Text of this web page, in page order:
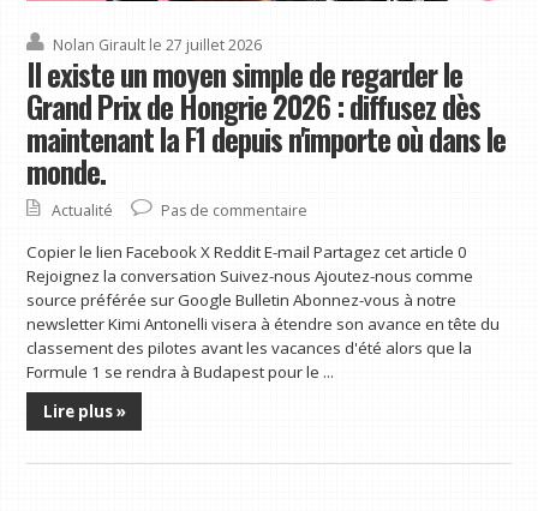
Nolan Girault le 27 juillet 2026
Il existe un moyen simple de regarder le
Grand Prix de Hongrie 2026 : diffusez dès
maintenant la F1 depuis n'importe où dans le
monde.
Actualité Pas de commentaire
Copier le lien Facebook X Reddit E-mail Partagez cet article 0
Rejoignez la conversation Suivez-nous Ajoutez-nous comme
source préférée sur Google Bulletin Abonnez-vous à notre
newsletter Kimi Antonelli visera à étendre son avance en tête du
classement des pilotes avant les vacances d'été alors que la
Formule 1 se rendra à Budapest pour le ...
Lire plus »